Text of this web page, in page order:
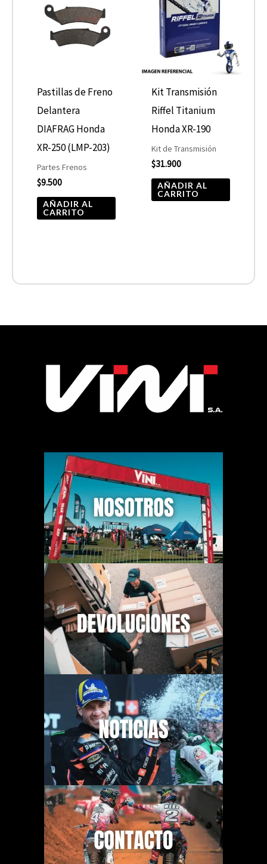
Pastillas de Freno
Delantera
DIAFRAG Honda
XR-250 (LMP-203)
Partes Frenos
$9.500
AÑADIR AL
CARRITO
Kit Transmisión
Riffel Titanium
Honda XR-190
Kit de Transmisión
$31.900
AÑADIR AL
CARRITO